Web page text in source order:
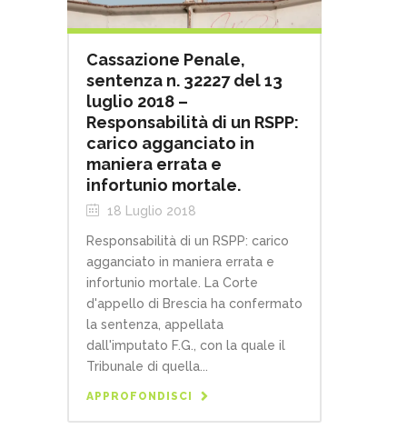
Cassazione Penale,
sentenza n. 32227 del 13
luglio 2018 –
Responsabilità di un RSPP:
carico agganciato in
maniera errata e
infortunio mortale.
18 Luglio 2018
Responsabilità di un RSPP: carico
agganciato in maniera errata e
infortunio mortale. La Corte
d'appello di Brescia ha confermato
la sentenza, appellata
dall'imputato F.G., con la quale il
Tribunale di quella...
APPROFONDISCI